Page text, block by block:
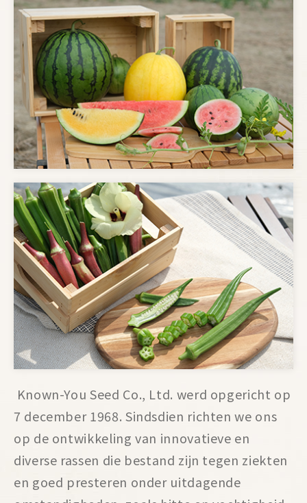
Known-You Seed Co., Ltd. werd opgericht op
7 december 1968. Sindsdien richten we ons
op de ontwikkeling van innovatieve en
diverse rassen die bestand zijn tegen ziekten
en goed presteren onder uitdagende